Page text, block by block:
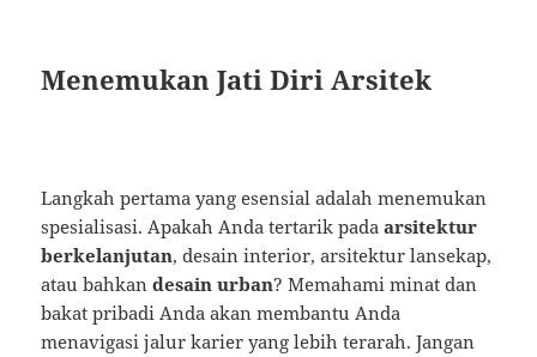
Menemukan Jati Diri Arsitek
Langkah pertama yang esensial adalah menemukan
spesialisasi. Apakah Anda tertarik padaarsitektur
berkelanjutan, desain interior, arsitektur lansekap,
atau bahkandesain urban? Memahami minat dan
bakat pribadi Anda akan membantu Anda
menavigasi jalur karier yang lebih terarah. Jangan